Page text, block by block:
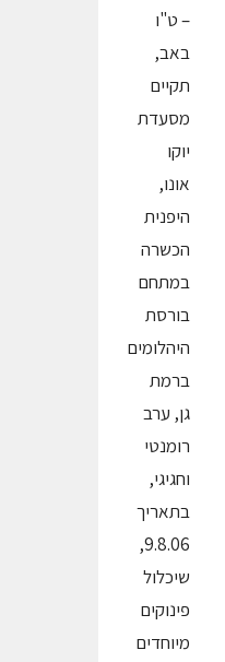
– ט"ו
באב,
תקיים
מסעדת
יוקו
אונו,
היפנית
הכשרה
במתחם
בורסת
היהלומים
ברמת
גן, ערב
רומנטי
וחגיגי,
בתאריך
9.8.06,
שיכלול
פינוקים
מיוחדים